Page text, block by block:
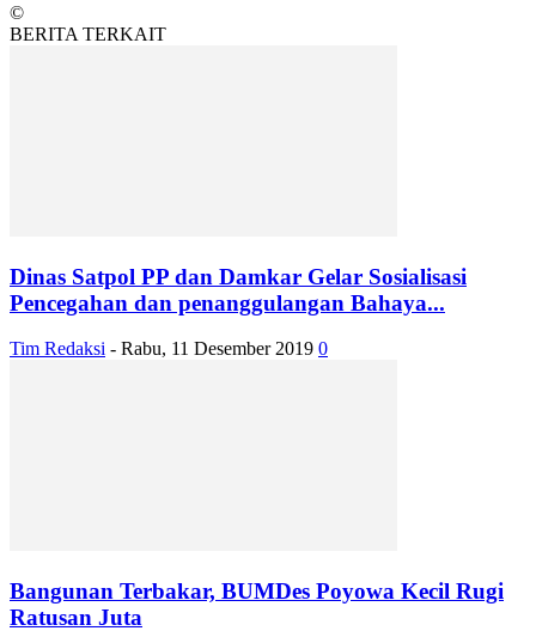
©
BERITA TERKAIT
Dinas Satpol PP dan Damkar Gelar Sosialisasi
Pencegahan dan penanggulangan Bahaya...
Tim Redaksi - Rabu, 11 Desember 2019 0
Bangunan Terbakar, BUMDes Poyowa Kecil Rugi
Ratusan Juta